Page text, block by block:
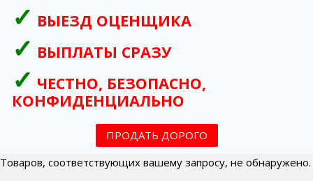
ВЫЕЗД ОЦЕНЩИКА
ВЫПЛАТЫ СРАЗУ
ЧЕСТНО, БЕЗОПАСНО,
КОНФИДЕНЦИАЛЬНО
ПРОДАТЬ ДОРОГО
Товаров, соответствующих вашему запросу, не обнаружено.